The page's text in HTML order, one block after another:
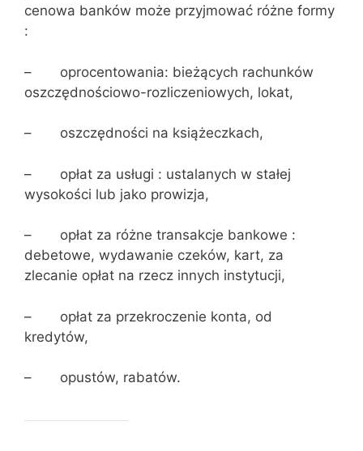
cenowa banków może przyjmować różne formy
:
– oprocentowania: bieżących rachunków
oszczędnościowo-rozlicze­nio­­wych, lokat,
– oszczędności na książeczkach,
– opłat za usługi : ustalanych w stałej
wysokości lub jako prowizja,
– opłat za różne transakcje bankowe :
debetowe, wydawanie czeków, kart, za
zlecanie opłat na rzecz innych instytucji,
– opłat za przekroczenie konta, od
kredytów,
– opustów, rabatów.